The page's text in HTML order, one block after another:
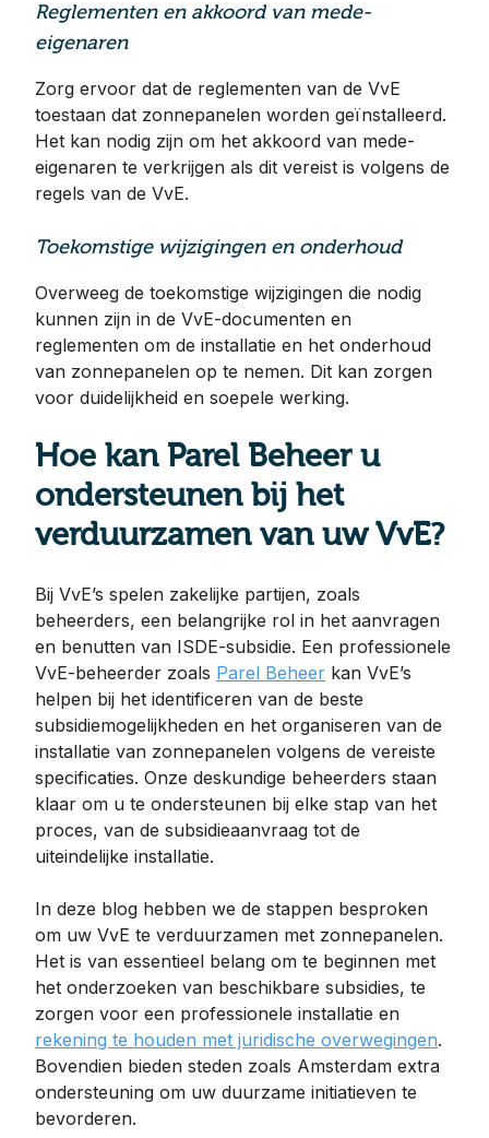
Reglementen en akkoord van mede-
eigenaren
Zorg ervoor dat de reglementen van de VvE
toestaan dat zonnepanelen worden geïnstalleerd.
Het kan nodig zijn om het akkoord van mede-
eigenaren te verkrijgen als dit vereist is volgens de
regels van de VvE.
Toekomstige wijzigingen en onderhoud
Overweeg de toekomstige wijzigingen die nodig
kunnen zijn in de VvE-documenten en
reglementen om de installatie en het onderhoud
van zonnepanelen op te nemen. Dit kan zorgen
voor duidelijkheid en soepele werking.
Hoe kan Parel Beheer u
ondersteunen bij het
verduurzamen van uw VvE?
Bij VvE’s spelen zakelijke partijen, zoals
beheerders, een belangrijke rol in het aanvragen
en benutten van ISDE-subsidie. Een professionele
VvE-beheerder zoals Parel Beheer kan VvE’s
helpen bij het identificeren van de beste
subsidiemogelijkheden en het organiseren van de
installatie van zonnepanelen volgens de vereiste
specificaties. Onze deskundige beheerders staan
klaar om u te ondersteunen bij elke stap van het
proces, van de subsidieaanvraag tot de
uiteindelijke installatie.
In deze blog hebben we de stappen besproken
om uw VvE te verduurzamen met zonnepanelen.
Het is van essentieel belang om te beginnen met
het onderzoeken van beschikbare subsidies, te
zorgen voor een professionele installatie en
rekening te houden met juridische overwegingen.
Bovendien bieden steden zoals Amsterdam extra
ondersteuning om uw duurzame initiatieven te
bevorderen.